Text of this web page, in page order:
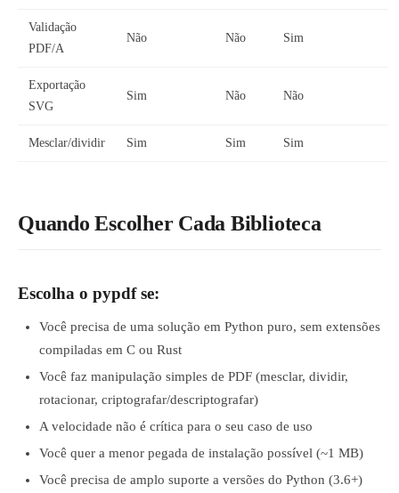
Validação
PDF/A
Não Não Sim
Exportação
SVG
Sim Não Não
Mesclar/dividir Sim Sim Sim
Quando Escolher Cada Biblioteca
Escolha o pypdf se:
Você precisa de uma solução em Python puro, sem extensões
compiladas em C ou Rust
Você faz manipulação simples de PDF (mesclar, dividir,
rotacionar, criptografar/descriptografar)
A velocidade não é crítica para o seu caso de uso
Você quer a menor pegada de instalação possível (~1 MB)
Você precisa de amplo suporte a versões do Python (3.6+)